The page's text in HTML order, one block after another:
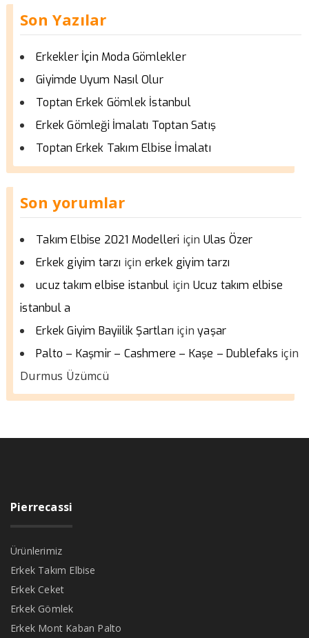
Son Yazılar
Erkekler İçin Moda Gömlekler
Giyimde Uyum Nasıl Olur
Toptan Erkek Gömlek İstanbul
Erkek Gömleği İmalatı Toptan Satış
Toptan Erkek Takım Elbise İmalatı
Son yorumlar
Takım Elbise 2021 Modelleri için Ulas Özer
Erkek giyim tarzı için erkek giyim tarzı
ucuz takım elbise istanbul için Ucuz takım elbise
istanbul a
Erkek Giyim Bayiilik Şartları içinyaşar
Palto – Kaşmir – Cashmere – Kaşe – Dublefaks için
Durmus Üzümcü
Pierrecassi
Ürünlerimiz
Erkek Takım Elbise
Erkek Ceket
Erkek Gömlek
Erkek Mont Kaban Palto